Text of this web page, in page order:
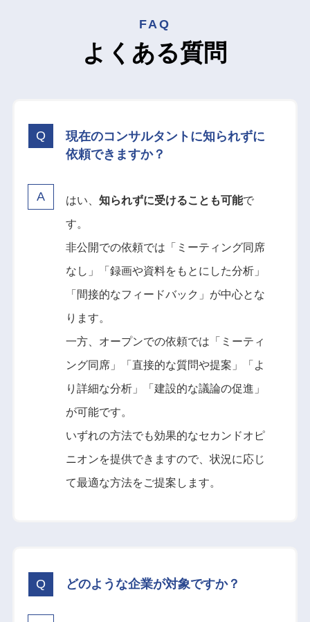
FAQ
よくある質問
現在のコンサルタントに知られずに
依頼できますか？
はい、 知られずに受けることも可能で
す。
非公開での依頼では「ミーティング同席
なし」「録画や資料をもとにした分析」
「間接的なフィードバック」が中心とな
ります。
一方、オープンでの依頼では「ミーティ
ング同席」「直接的な質問や提案」「よ
り詳細な分析」「建設的な議論の促進」
が可能です。
いずれの方法でも効果的なセカンドオピ
ニオンを提供できますので、状況に応じ
て最適な方法をご提案します。
どのような企業が対象ですか？